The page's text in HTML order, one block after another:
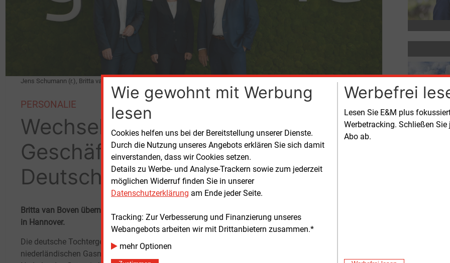
Wie gewohnt mit Werbung
lesen
Cookies helfen uns bei der Bereitstellung unserer Dienste.
Durch die Nutzung unseres Angebots erklären Sie sich damit
einverstanden, dass wir Cookies setzen.
Details zu Werbe- und Analyse-Trackern sowie zum jederzeit
möglichen Widerruf finden Sie in unserer
Datenschutzerklärung am Ende jeder Seite.
Tracking: Zur Verbesserung und Finanzierung unseres
Webangebots arbeiten wir mit Drittanbietern zusammen.*
mehr Optionen
Werbefrei
Lesen Sie E&M plus
Werbetracking. Schließen
Abo ab.
Jens Schumann (r.), Britta van Boven, Han Fennema (Vorstandsvorsitzender der N.V. Gasunie). Quelle: Gasunie
zurück
PERSONALIE
Wechsel in der
Geschäftsführerung bei Gasunie
Deutschland
Britta van Boven übernimmt zum 1. September den Chefposten bei dem Fernleitungsnetzbetreiber
in Hannover.
Die deutsche Tochtergesellschaft des
niederländischen Gasnetzbetreibers N.V.